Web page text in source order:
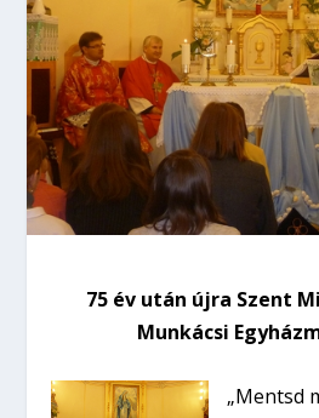
75 év után újra Szent
Munkácsi
„Mentsd